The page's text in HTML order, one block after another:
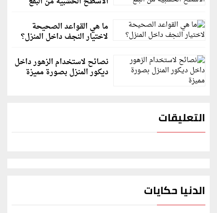
ما هي القواعد الصحيحة
لاختيار النجف داخل المنزل؟
نصائح لاستخدام الزهور داخل
ديكور المنزل بصورة مميزة
التعليقات
الدنيا حكايات